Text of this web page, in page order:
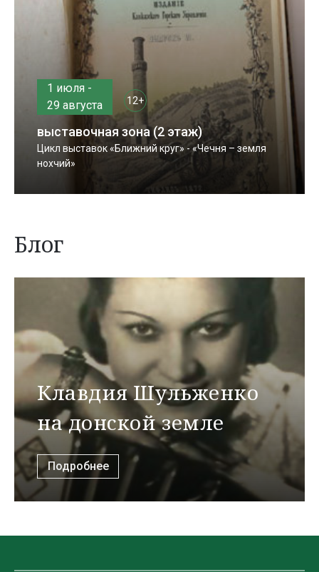
1 июля -
29 августа
12+
выставочная зона (2 этаж)
Цикл выставок «Ближний круг» - «Чечня – земля
нохчий»
Блог
Клавдия Шульженко
на донской земле
Подробнее